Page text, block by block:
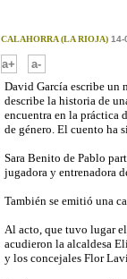
CALAHORRA (LA RIOJA)14-
a+
a-
David García escribe
describe la historia de
encuentra en la práctica
de género. El cuento ha
Sara Benito de Pablo
jugadora y entrenadora
También se emitió una
Al acto, que tuvo lugar
acudieron la alcaldesa
y los concejales Flor